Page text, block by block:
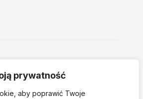
prywatność
aby poprawić Twoje